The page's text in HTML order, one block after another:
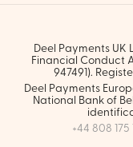
Deel Payments
Financial Conduct
947491).
Deel Payments
National Bank of
+44 808 175